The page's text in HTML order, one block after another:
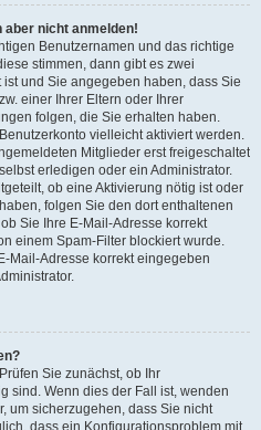
aber nicht anmelden!
Benutzernamen und das richtige
stimmen, dann gibt es zwei
ist und Sie angegeben haben, dass Sie
einer Ihrer Eltern oder Ihrer
folgen, die Sie erhalten haben.
vielleicht aktiviert werden.
Mitglieder erst freigeschaltet
erledigen oder ein Administrator.
ob eine Aktivierung nötig ist oder
folgen Sie den dort enthaltenen
Sie Ihre E-Mail-Adresse korrekt
einem Spam-Filter blockiert wurde.
Mail-Adresse korrekt eingegeben
Sie zunächst, ob Ihr
sind. Wenn dies der Fall ist, wenden
um sicherzugehen, dass Sie nicht
dass ein Konfigurationsproblem mit